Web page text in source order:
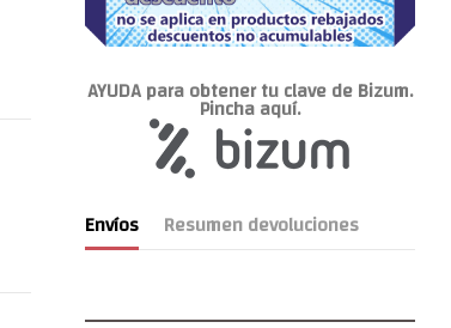
AYUDA para obtener tu clave de Bizum.
Pincha aquí.
Envíos Resumen devoluciones